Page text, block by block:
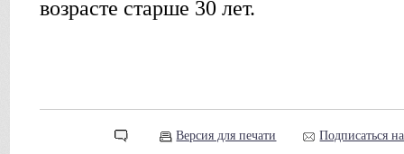
возрасте старше 30 лет.
Версия для печати Подписаться